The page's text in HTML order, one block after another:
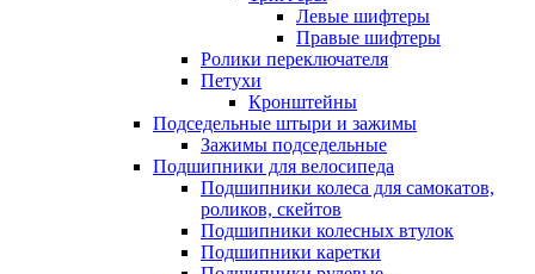
Левые шифтеры
Правые шифтеры
Ролики переключателя
Петухи
Кронштейны
Подседельные штыри и зажимы
Зажимы подседельные
Подшипники для велосипеда
Подшипники колеса для самокатов,
роликов, скейтов
Подшипники колесных втулок
Подшипники каретки